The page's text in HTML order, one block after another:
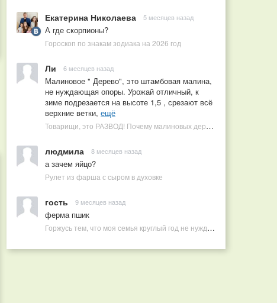
Екатерина Николаева 5 месяцев назад
А где скорпионы?
Гороскоп по знакам зодиака на 2026 год
Ли 6 месяцев назад
Малиновое " Дерево", это штамбовая малина,
не нуждающая опоры. Урожай отличный, к
зиме подрезается на высоте 1,5 , срезают всё
верхние ветки, ещё
Товарищи, это РАЗВОД! Почему малиновых деревьев не бывает, или Как ушлые продавцы наживаются на мечтах садоводов
людмила 8 месяцев назад
а зачем яйцо?
Рулет из фарша с сыром в духовке
гость 9 месяцев назад
ферма пшик
Горжусь тем, что моя семья круглый год не нуждается в покупных витаминах